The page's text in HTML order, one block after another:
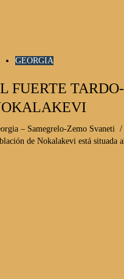
GEORGIA
FUERTE
– Samegrelo-Zemo
de Nokalakevi está situada